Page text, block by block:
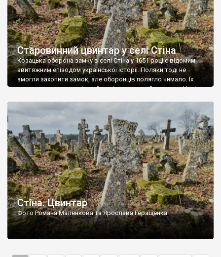
Старовинний цвинтар у селі Стіна
Козацька оборона замку в селі Стіна у 1651 році є відомим
звитяжним епізодом української історії. Поляки тоді не
змогли захопити замок, але оборонців полягло чимало. Їх
поховали на цвинтарі, який тоді називався Замковим. Нині на
ньому чимало хрестів 19 століття, є такі, де епітафії стер […]
Стіна. Цвинтар
Фото Романа Маленкова та Ярослава Геращенка